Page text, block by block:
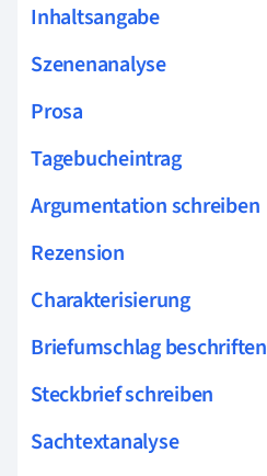
Inhaltsangabe
Szenenanalyse
Prosa
Tagebucheintrag
Argumentation schreiben
Rezension
Charakterisierung
Briefumschlag beschriften
Steckbrief schreiben
Sachtextanalyse